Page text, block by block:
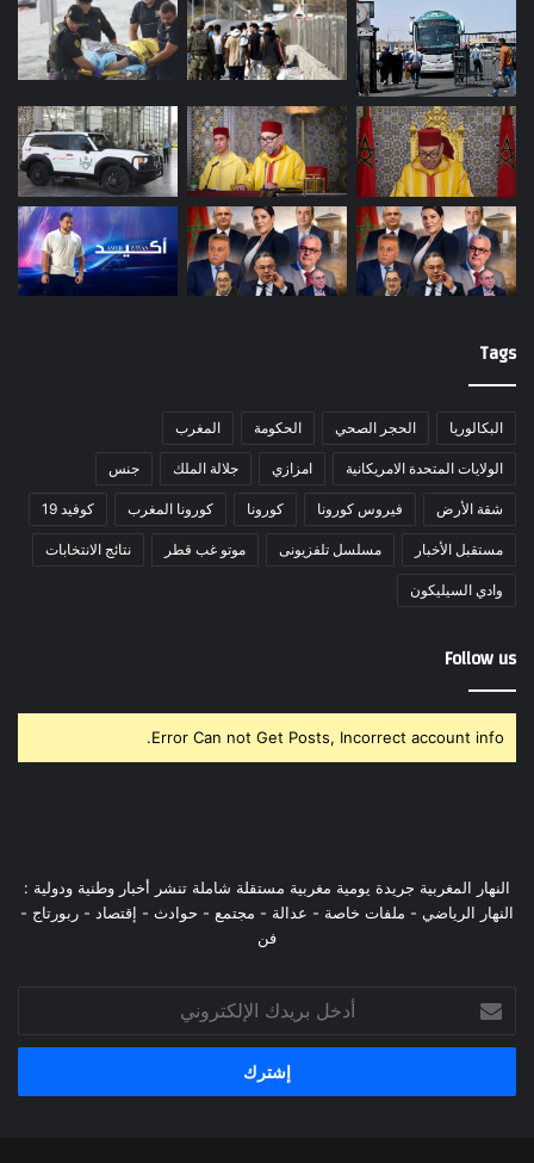
Tags
البكالوريا الحجر الصحي الحكومة المغرب
الولايات المتحدة الامريكانية امزازي جلالة الملك جنس
شقة الأرض فيروس كورونا كورونا كورونا المغرب كوفيد 19
مستقبل الأخبار مسلسل تلفزيونى موتو غب قطر نتائج الانتخابات
وادي السيليكون
Follow us
Error Can not Get Posts, Incorrect account info.
النهار المغربية جريدة يومية مغربية مستقلة شاملة تنشر أخبار وطنية ودولية :
النهار الرياضي - ملفات خاصة - عدالة - مجتمع - حوادث - إقتصاد - ربورتاج -
فن
أدخل
بريدك
الإلكتروني